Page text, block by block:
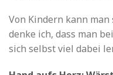
Von Kindern kann
denke ich, dass man
sich selbst viel dabei